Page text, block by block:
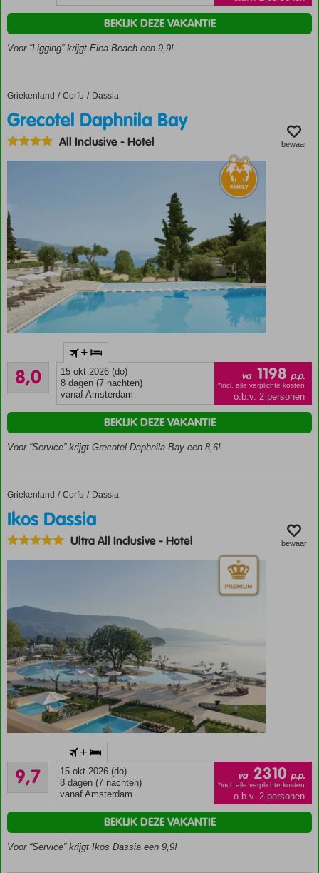
voor
hele
Op
loopafstand
All
Inclusive
Voor “Ligging” krijgt Elea Beach een 9,9!
BEKIJK DEZE VAKANTIE
Home
Griekenland Corfu Dassia
Grecotel Daphnila Bay
Grecotel Daphnila Bay
All Inclusive-Hotel bewaar
Grecotel
keten
uitgebreide
Inclusive
aan
zee
shuttleboot
tussen de
(15/5-15/9)
kilometer
van
Dassia
Comfortabele
kamers
Activiteiten
voor jong
8,0
Zeer goed
5
beoordelingen
+
15 okt 2026 (do)
8 dagen (7 nachten)
vanaf Amsterdam
va 1198 p.p.
*incl. alle verplichte kosten
o.b.v. 2 personen
Voor “Service” krijgt Grecotel Daphnila Bay een 8,6!
BEKIJK DEZE VAKANTIE
Home
Griekenland Corfu Dassia
Ikos Dassia
Ikos Dassia
Ultra All Inclusive-Hotel bewaar
Accommodatie met een
GSTC erkend
duurzaamheidscertificaat
Uniek
concept
Blinkt uit in
gastronomie,
9,7
Uitmuntend
7
beoordelingen
+
15 okt 2026 (do)
8 dagen (7 nachten)
vanaf Amsterdam
va 2310 p.p.
*incl. alle verplichte kosten
o.b.v. 2 personen
Voor “Service” krijgt Ikos Dassia een 9,9!
BEKIJK DEZE VAKANTIE